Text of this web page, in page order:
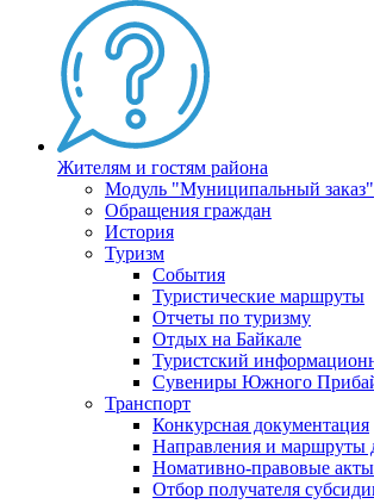
Жителям и гостям района
Модуль "Муниципальный заказ"
Обращения граждан
История
Туризм
События
Туристические маршруты
Отчеты по туризму
Отдых на Байкале
Туристский
Сувениры Южного
Транспорт
Конкурсная документация
Направления и маршруты
Номативно-правовые акты
Отбор получателя